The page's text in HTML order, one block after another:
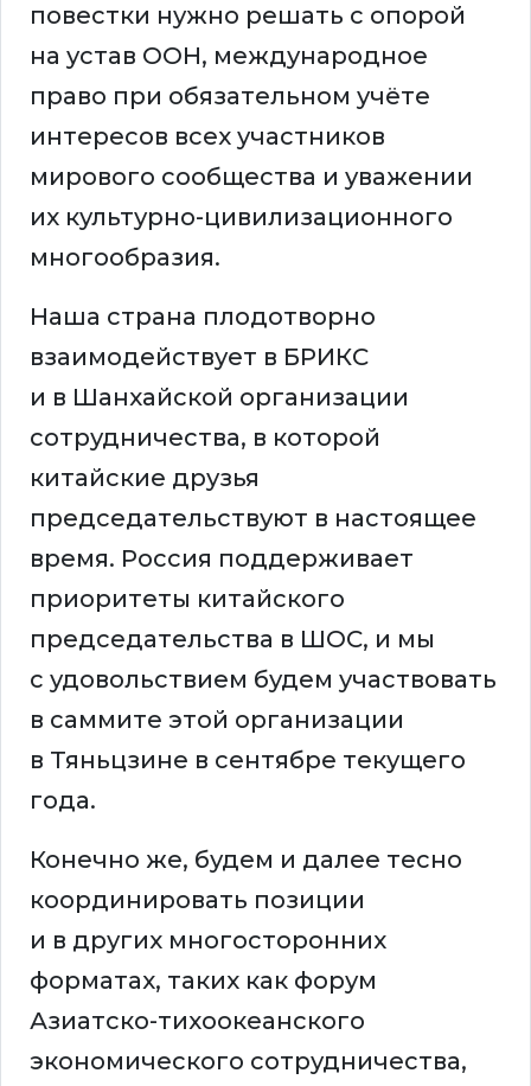
повестки нужно решать с опорой
на устав ООН, международное
право при обязательном учёте
интересов всех участников
мирового сообщества и уважении
их культурно-цивилизационного
многообразия.
Наша страна плодотворно
взаимодействует в БРИКС
и в Шанхайской организации
сотрудничества, в которой
китайские друзья
председательствуют в настоящее
время. Россия поддерживает
приоритеты китайского
председательства в ШОС, и мы
с удовольствием будем участвовать
в саммите этой организации
в Тяньцзине в сентябре текущего
года.
Конечно же, будем и далее тесно
координировать позиции
и в других многосторонних
форматах, таких как форум
Азиатско-тихоокеанского
экономического сотрудничества,